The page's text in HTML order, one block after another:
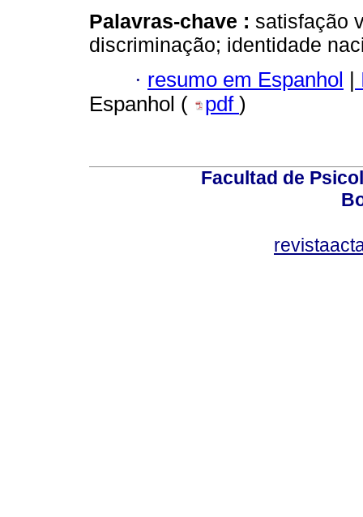
Palavras-chave : satisfação
discriminação; identidade
· resumo em Espanhol |
Espanhol (
pdf )
Facultad de